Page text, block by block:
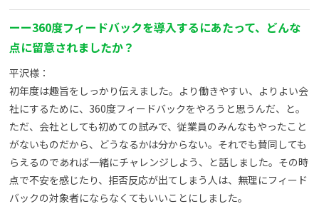
ーー360度フィードバックを導入するにあたって、どんな
点に留意されましたか？
平沢様：
初年度は趣旨をしっかり伝えました。より働きやすい、よりよい会
社にするために、360度フィードバックをやろうと思うんだ、と。
ただ、会社としても初めての試みで、従業員のみんなもやったこと
がないものだから、どうなるかは分からない。それでも賛同しても
らえるのであれば一緒にチャレンジしよう、と話しました。その時
点で不安を感じたり、拒否反応が出てしまう人は、無理にフィード
バックの対象者にならなくてもいいことにしました。